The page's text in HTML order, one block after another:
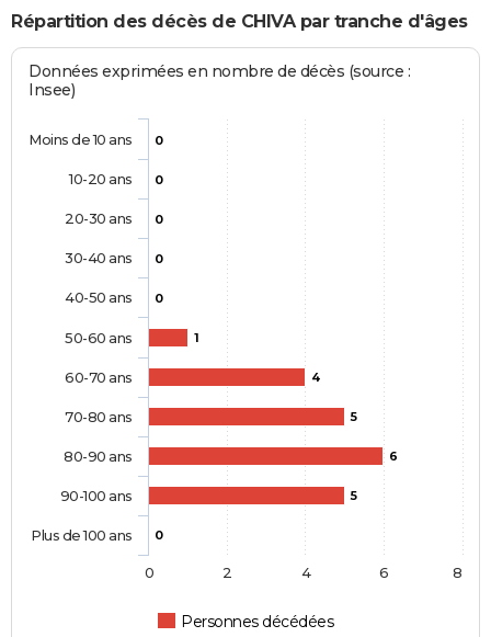
Répartition des décès de CHIVA par tranche d'âges
Données exprimées en nombre de décès (source :
Insee)
0
0
0
0
0
1
4
5
6
5
0
Personnes décédées
Moins de 10 ans
10-20 ans
20-30 ans
30-40 ans
40-50 ans
50-60 ans
60-70 ans
70-80 ans
80-90 ans
90-100 ans
Plus de 100 ans
0 2 4 6 8